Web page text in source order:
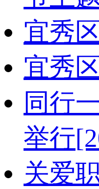
宜秀
宜秀
同行
举行
关爱